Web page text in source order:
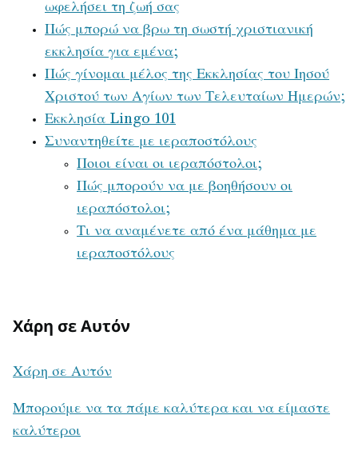
ωφελήσει τη ζωή σας
Πώς μπορώ να βρω τη σωστή χριστιανική
εκκλησία για εμένα;
Πώς γίνομαι μέλος της Εκκλησίας του Ιησού
Χριστού των Αγίων των Τελευταίων Ημερών;
Εκκλησία Lingo 101
Συναντηθείτε με ιεραποστόλους
Ποιοι είναι οι ιεραπόστολοι;
Πώς μπορούν να με βοηθήσουν οι
ιεραπόστολοι;
Τι να αναμένετε από ένα μάθημα με
ιεραποστόλους
Χάρη σε Αυτόν
Χάρη σε Αυτόν
Μπορούμε να τα πάμε καλύτερα και να είμαστε
καλύτεροι